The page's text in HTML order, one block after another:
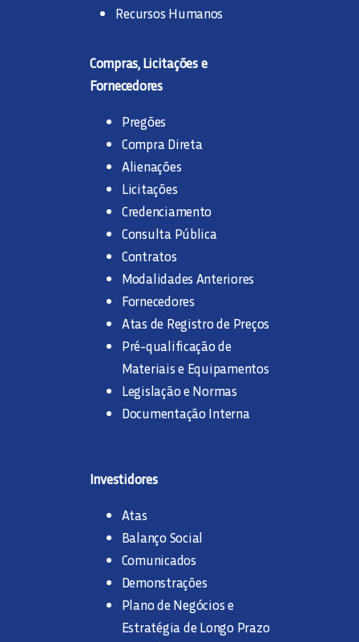
Recursos Humanos
Compras, Licitações e
Fornecedores
Pregões
Compra Direta
Alienações
Licitações
Credenciamento
Consulta Pública
Contratos
Modalidades Anteriores
Fornecedores
Atas de Registro de Preços
Pré-qualificação de
Materiais e Equipamentos
Legislação e Normas
Documentação Interna
Investidores
Atas
Balanço Social
Comunicados
Demonstrações
Plano de Negócios e
Estratégia de Longo Prazo